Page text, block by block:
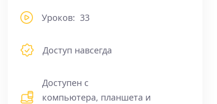
Уроков: 33
Доступ навсегда
Доступен с
компьютера, планшета и